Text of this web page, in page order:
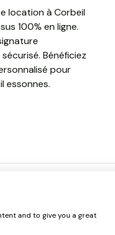
location à Corbeil
100% en ligne.
Bénéficiez
pour
essonnes.
and to give you a great